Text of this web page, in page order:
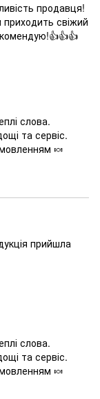
продавця!
свіжий
слова.
та сервіс.
🍬
прийшла
слова.
та сервіс.
🍬